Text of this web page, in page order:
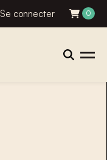
Se connecter 0